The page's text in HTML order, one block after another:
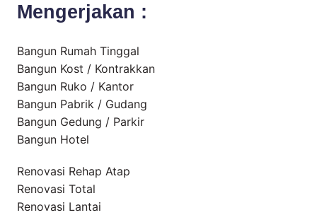
Mengerjakan :
Bangun Rumah Tinggal
Bangun Kost / Kontrakkan
Bangun Ruko / Kantor
Bangun Pabrik / Gudang
Bangun Gedung / Parkir
Bangun Hotel
Renovasi Rehap Atap
Renovasi Total
Renovasi Lantai